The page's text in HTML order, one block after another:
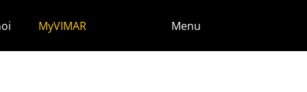
MyVIMAR Menu